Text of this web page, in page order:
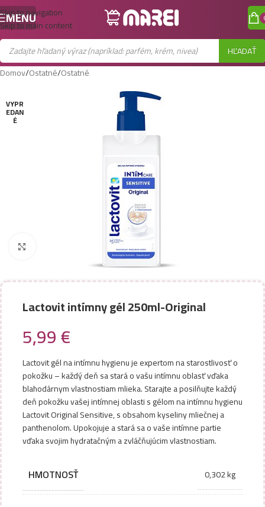
Skip to navigation
Skip to main content
MENU
HĽADAŤ
Domov/Ostatné/Ostatné
VYPR
EDAN
É
Zobraziť väčší obrázok
Lactovit intímny gél 250ml-Original
5,99€
Lactovit gél na intímnu hygienu je expertom na starostlivosť o
pokožku – každý deň sa stará o vašu intímnu oblasť vďaka
blahodárnym vlastnostiam mlieka. Starajte a posilňujte každý
deň pokožku vašej intímnej oblasti s gélom na intímnu hygienu
Lactovit Original Sensitive, s obsahom kyseliny mliečnej a
panthenolom. Upokojuje a stará sa o vaše intímne partie
vďaka svojim hydratačným a zvláčňujúcim vlastnostiam.
HMOTNOSŤ 0,302 kg